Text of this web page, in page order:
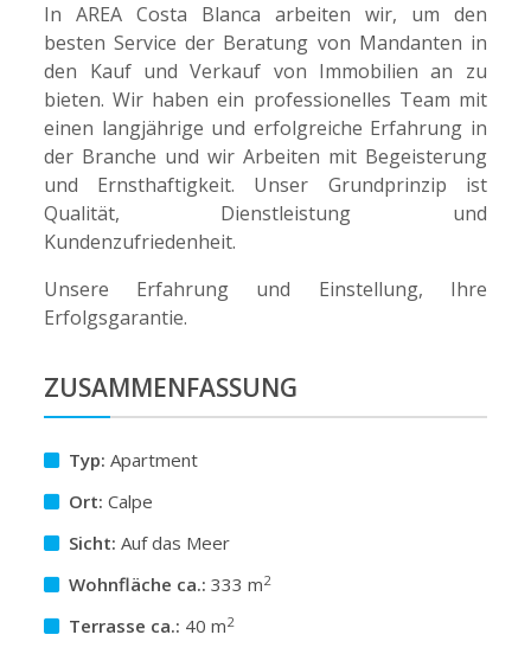
In AREA Costa Blanca arbeiten wir, um den
besten Service der Beratung von Mandanten in
den Kauf und Verkauf von Immobilien an zu
bieten. Wir haben ein professionelles Team mit
einen langjährige und erfolgreiche Erfahrung in
der Branche und wir Arbeiten mit Begeisterung
und Ernsthaftigkeit. Unser Grundprinzip ist
Qualität, Dienstleistung und
Kundenzufriedenheit.
Unsere Erfahrung und Einstellung, Ihre
Erfolgsgarantie.
ZUSAMMENFASSUNG
Typ: Apartment
Ort: Calpe
Sicht: Auf das Meer
Wohnfläche ca.: 333 m2
Terrasse ca.: 40 m2